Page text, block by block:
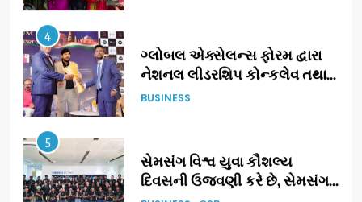
4
ગ્લોબલ એક્સેલન્સ ફોરમ દ્વારા
નેશનલ લીડરશિપ કોન્કલેવ તથા
ભારત સમ્માન ૨૦૨૬નો ભવ્ય અને
BUSINESS
5
સેમસંગ વિશ્વ યુવા કૌશલ્ય
દિવસની ઉજવણી કરે છે, સેમસંગ